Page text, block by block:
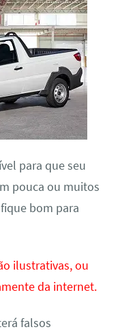
para que seu
pouca ou muitos
bom para
ilustrativas, ou
da internet.
falsos